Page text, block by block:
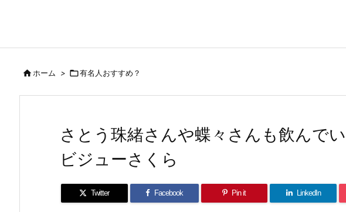
ホーム > 有名人おすすめ？
さとう珠緒さんや蝶々さんも飲んで
ビジューさくら
Twitter Facebook Pin it LinkedIn